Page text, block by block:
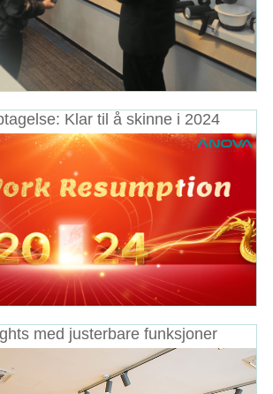
Klar til å skinne i 2024
med justerbare funksjoner